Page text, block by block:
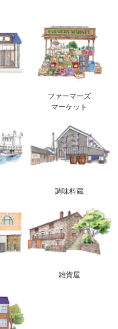
ファーマーズ
マーケット
調味料蔵
雑貨屋